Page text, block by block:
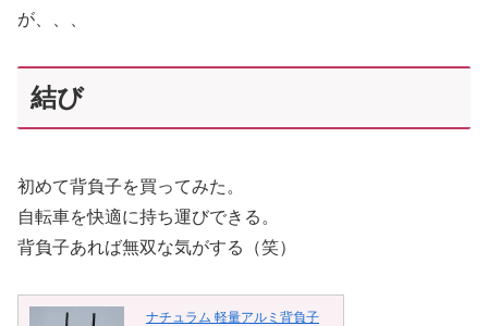
が、、、
結び
初めて背負子を買ってみた。
自転車を快適に持ち運びできる。
背負子あれば無双な気がする（笑）
ナチュラム 軽量アルミ背負子